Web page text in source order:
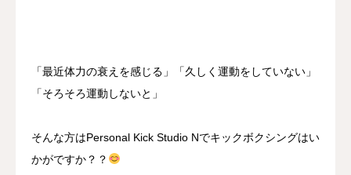
「最近体力の衰えを感じる」「久しく運動をしていない」
「そろそろ運動しないと」
そんな方はPersonal Kick Studio Nでキックボクシングはい
かがですか？？